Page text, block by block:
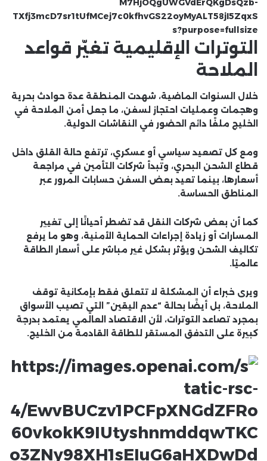
التوترات الإقليمية تغيّر قواعد
الملاحة
خلال السنوات الماضية، شهدت المنطقة عدة حوادث بحرية
وهجمات وعمليات احتجاز لسفن، ما جعل أمن الملاحة في
الخليج ملفًا دائم الحضور في النقاشات الدولية.
ومع كل تصعيد سياسي أو عسكري، ترتفع حالة القلق داخل
قطاع الشحن البحري، وتبدأ شركات التأمين في مراجعة
أسعارها، بينما تعيد بعض السفن حسابات المرور عبر
المناطق الحساسة.
كما أن بعض شركات النقل قد تضطر أحيانًا إلى تغيير
المسارات أو زيادة إجراءات الحماية الأمنية، وهو ما يرفع
تكاليف الشحن ويؤثر بشكل غير مباشر على أسعار الطاقة
عالميًا.
ويرى خبراء أن المشكلة لا تتعلق فقط بإمكانية توقف
الملاحة، بل أيضًا بحالة “عدم اليقين” التي تصيب الأسواق
بمجرد تصاعد التوترات، لأن الاقتصاد العالمي يعتمد بدرجة
كبيرة على التدفق المستقر للطاقة القادمة من الخليج.